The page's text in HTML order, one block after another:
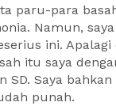
paru-para
Namun,
ini.
itu saya
SD. Saya
punah.